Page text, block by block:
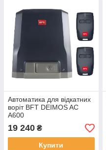
Автоматика для відкатних
воріт BFT DEIMOS AC
A600
19 240 ₴
Купити